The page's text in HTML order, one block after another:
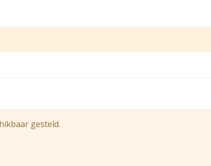
leggen, waardoor er aanzienlijk meer
voor de bedrijfsruimte en 3 elders op
en Rodenrijs, centraal tussen Rotterdam,
gesteld.